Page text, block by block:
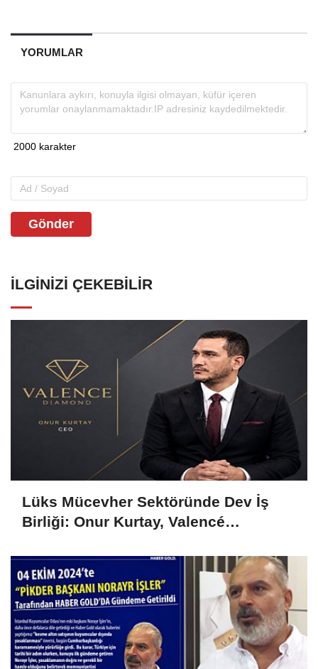
YORUMLAR
Gönder
İLGINIZI ÇEKEBILIR
Lüks Mücevher Sektöründe Dev İş
Birliği: Onur Kurtay, Valencé
Oldu!